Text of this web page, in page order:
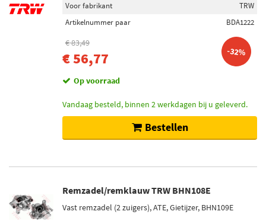
Voor fabrikant
TRW
Artikelnummer paar
BDA1222
€ 83,49
€ 56,77 -32%
Op voorraad
Vandaag besteld, binnen 2 werkdagen bij u geleverd.
Bestellen
Remzadel/remklauw TRW BHN108E
Vast remzadel (2 zuigers), ATE, Gietijzer, BHN109E